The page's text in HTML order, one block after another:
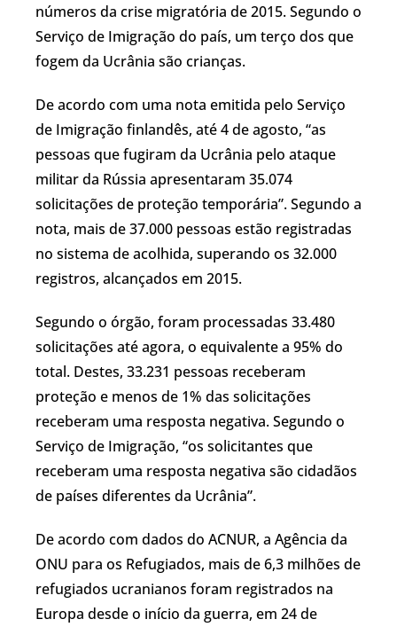
números da crise migratória de 2015. Segundo o
Serviço de Imigração do país, um terço dos que
fogem da Ucrânia são crianças.
De acordo com uma nota emitida pelo Serviço
de Imigração finlandês, até 4 de agosto, “as
pessoas que fugiram da Ucrânia pelo ataque
militar da Rússia apresentaram 35.074
solicitações de proteção temporária”. Segundo a
nota, mais de 37.000 pessoas estão registradas
no sistema de acolhida, superando os 32.000
registros, alcançados em 2015.
Segundo o órgão, foram processadas 33.480
solicitações até agora, o equivalente a 95% do
total. Destes, 33.231 pessoas receberam
proteção e menos de 1% das solicitações
receberam uma resposta negativa. Segundo o
Serviço de Imigração, “os solicitantes que
receberam uma resposta negativa são cidadãos
de países diferentes da Ucrânia”.
De acordo com dados do ACNUR, a Agência da
ONU para os Refugiados, mais de 6,3 milhões de
refugiados ucranianos foram registrados na
Europa desde o início da guerra, em 24 de